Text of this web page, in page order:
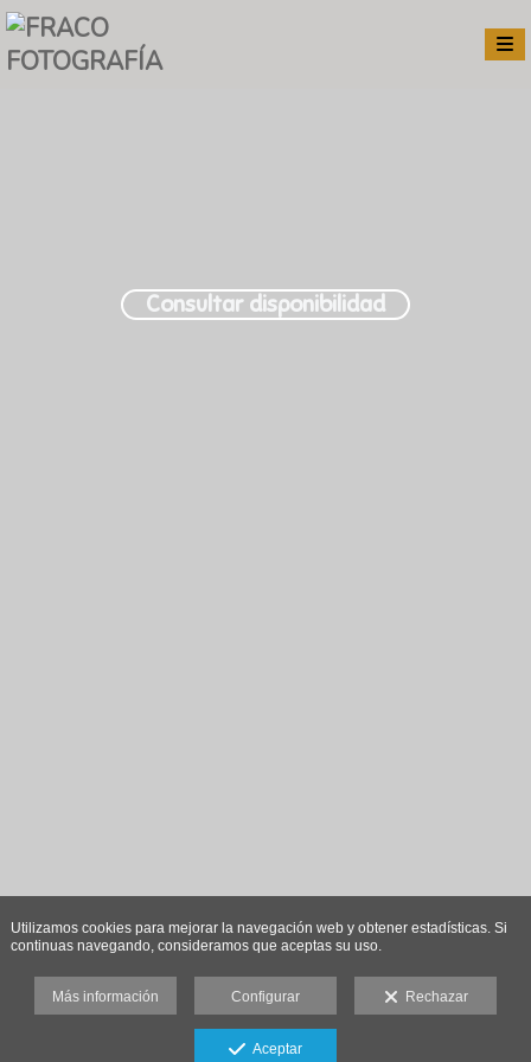
Consultar disponibilidad
Utilizamos cookies para mejorar la navegación web y obtener estadísticas. Si
continuas navegando, consideramos que aceptas su uso.
Más información Configurar Rechazar
Aceptar